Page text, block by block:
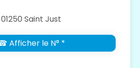
Saint Just
Afficher le N° *